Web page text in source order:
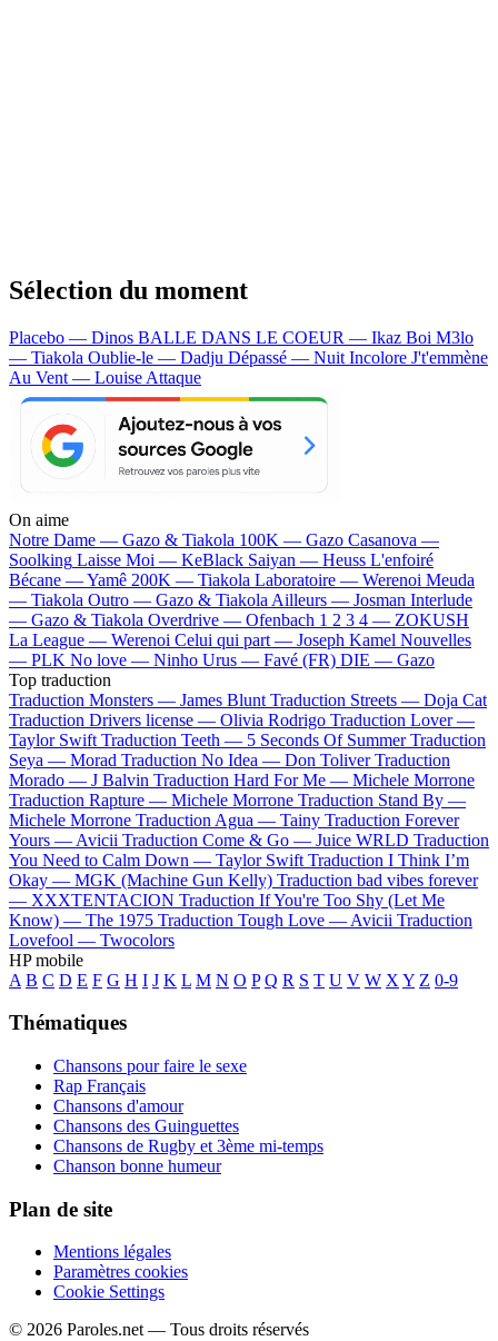
Sélection du moment
Placebo — Dinos BALLE DANS LE COEUR — Ikaz Boi M3lo
— Tiakola Oublie-le — Dadju Dépassé — Nuit Incolore J't'emmène
Au Vent — Louise Attaque
On aime
Notre Dame — Gazo & Tiakola 100K — Gazo Casanova —
Soolking Laisse Moi — KeBlack Saiyan — Heuss L'enfoiré
Bécane —Yamê 200K — Tiakola Laboratoire — Werenoi Meuda
— Tiakola Outro — Gazo & Tiakola Ailleurs — Josman Interlude
— Gazo & Tiakola Overdrive — Ofenbach 1 2 3 4 — ZOKUSH
La League — Werenoi Celui qui part — Joseph Kamel Nouvelles
— PLK No love — Ninho Urus — Favé (FR) DIE — Gazo
Top traduction
Traduction Monsters — James Blunt Traduction Streets — Doja Cat
Traduction Drivers license — Olivia Rodrigo Traduction Lover —
Taylor Swift Traduction Teeth — 5 Seconds Of Summer Traduction
Seya — Morad Traduction No Idea — Don Toliver Traduction
Morado — J Balvin Traduction Hard For Me — Michele Morrone
Traduction Rapture — Michele Morrone Traduction Stand By —
Michele Morrone Traduction Agua — Tainy Traduction Forever
Yours — Avicii Traduction Come & Go — Juice WRLD Traduction
You Need to Calm Down — Taylor Swift Traduction I Think I’m
Okay — MGK (Machine Gun Kelly) Traduction bad vibes forever
— XXXTENTACION Traduction If You're Too Shy (Let Me
Know) — The 1975 Traduction Tough Love — Avicii Traduction
Lovefool — Twocolors
HP mobile
A B C D E F G H I J K L M N O P Q R S T U V W X Y Z 0-9
Thématiques
Chansons pour faire le sexe
Rap Français
Chansons d'amour
Chansons des Guinguettes
Chansons de Rugby et 3ème mi-temps
Chanson bonne humeur
Plan de site
Mentions légales
Paramètres cookies
Cookie Settings
© 2026 Paroles.net — Tous droits réservés